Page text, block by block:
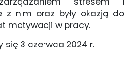
z nim oraz były okazją do
motywacji w pracy.
się 3 czerwca 2024 r.